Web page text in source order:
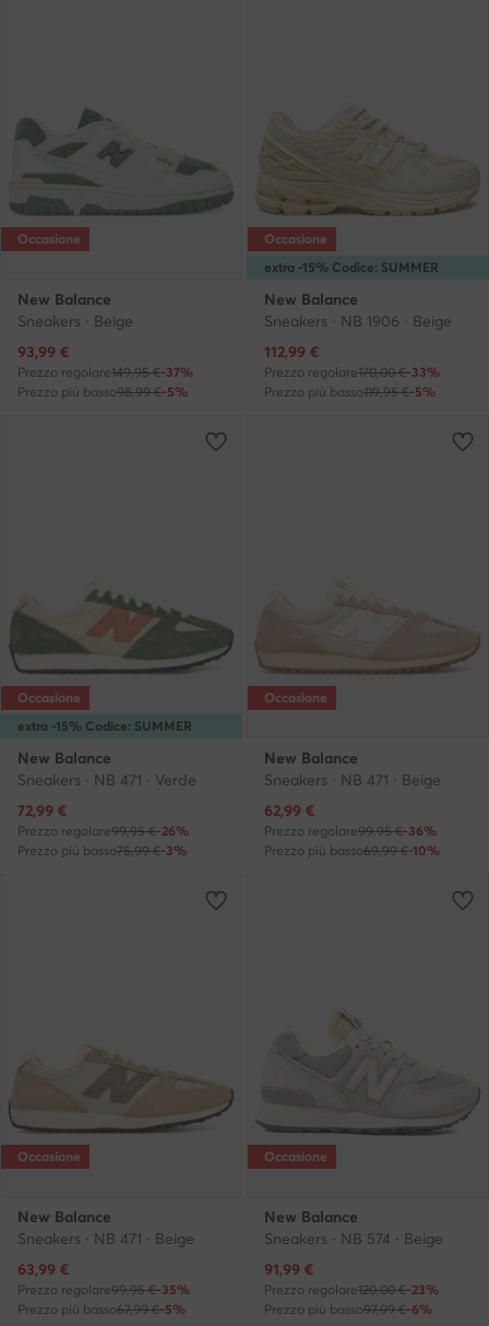
Occasione
New Balance
Sneakers · Beige
Prezzo attuale
93,99 €
Prezzo regolare149,95 €-37%
Prezzo più basso98,99 €-5%
extra -15% Codice: SUMMER
Occasione
New Balance
Sneakers · NB 1906 · Beige
Prezzo attuale
112,99 €
Prezzo regolare170,00 €-33%
Prezzo più basso119,95 €-5%
extra -15% Codice: SUMMER
Occasione
New Balance
Sneakers · NB 471 · Verde
Prezzo attuale
72,99 €
Prezzo regolare99,95 €-26%
Prezzo più basso75,99 €-3%
Occasione
New Balance
Sneakers · NB 471 · Beige
Prezzo attuale
62,99 €
Prezzo regolare99,95 €-36%
Prezzo più basso69,99 €-10%
Occasione
New Balance
Sneakers · NB 471 · Beige
Prezzo attuale
63,99 €
Prezzo regolare99,95 €-35%
Prezzo più basso67,99 €-5%
Occasione
New Balance
Sneakers · NB 574 · Beige
Prezzo attuale
91,99 €
Prezzo regolare120,00 €-23%
Prezzo più basso97,99 €-6%